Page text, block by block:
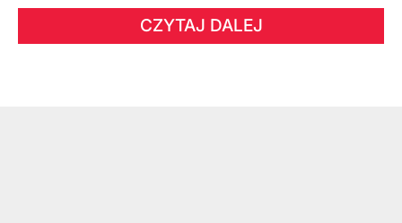
CZYTAJ DALEJ